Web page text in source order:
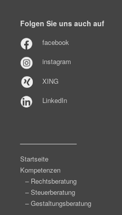
Folgen Sie uns auch auf
facebook
instagram
XING
LinkedIn
Startseite
Kompetenzen
– Rechtsberatung
– Steuerberatung
– Gestaltungsberatung